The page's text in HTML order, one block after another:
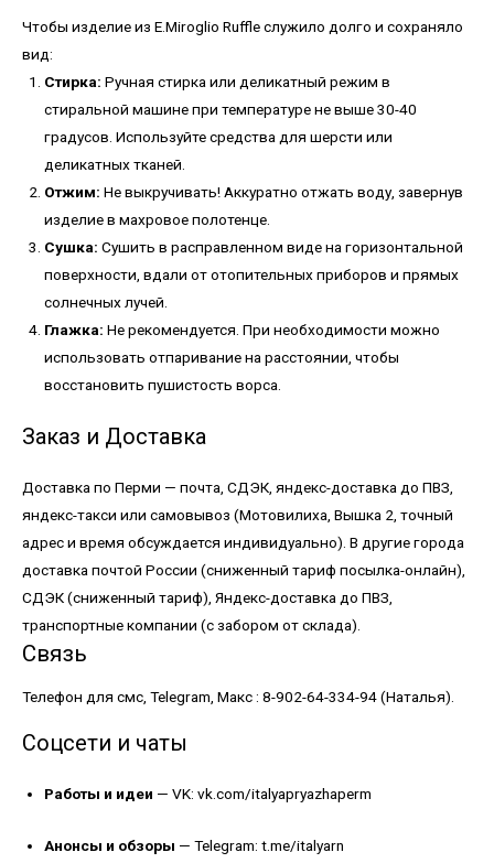
Чтобы изделие из E.Miroglio Ruffle служило долго и сохраняло
вид:
Стирка: Ручная стирка или деликатный режим в
стиральной машине при температуре не выше 30-40
градусов. Используйте средства для шерсти или
деликатных тканей.
Отжим: Не выкручивать! Аккуратно отжать воду, завернув
изделие в махровое полотенце.
Сушка: Сушить в расправленном виде на горизонтальной
поверхности, вдали от отопительных приборов и прямых
солнечных лучей.
Глажка: Не рекомендуется. При необходимости можно
использовать отпаривание на расстоянии, чтобы
восстановить пушистость ворса.
Заказ и Доставка
Доставка по Перми — почта, СДЭК, яндекс-доставка до ПВЗ,
яндекс-такси или самовывоз (Мотовилиха, Вышка 2, точный
адрес и время обсуждается индивидуально). В другие города
доставка почтой России (сниженный тариф посылка-онлайн),
СДЭК (сниженный тариф), Яндекс-доставка до ПВЗ,
транспортные компании (с забором от склада).
Связь
Телефон для смс, Telegram, Макс : 8-902-64-334-94 (Наталья).
Соцсети и чаты
Работы и идеи — VK: vk.com/italyapryazhaperm
Анонсы и обзоры — Telegram: t.me/italyarn